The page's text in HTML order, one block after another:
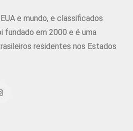
e mundo, e classificados
fundado em 2000 e é uma
residentes nos Estados